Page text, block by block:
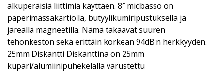
alkuperäisiä liittimiä käyttäen. 8″ midbasso on
paperimassakartiolla, butyylikumiripustuksella ja
järeällä magneetilla. Nämä takaavat suuren
tehonkeston sekä erittäin korkean 94dB:n herkkyyden.
25mm Diskantti Diskanttina on 25mm
kupari/alumiinipuhekelalla varustettu